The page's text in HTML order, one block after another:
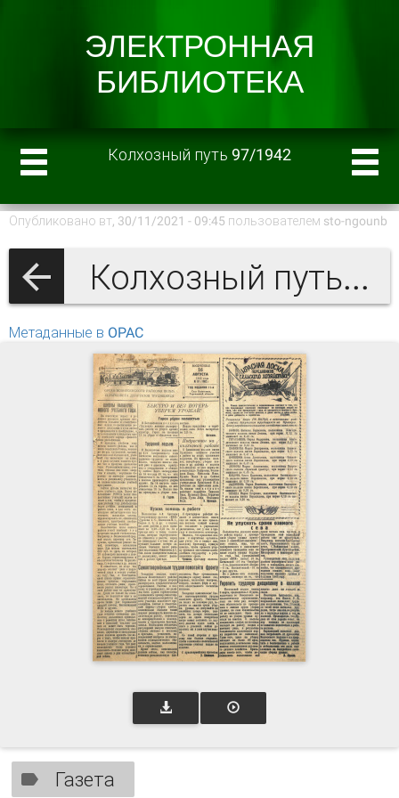
Колхозный путь 97/1942
Опубликовано вт, 30/11/2021 - 09:45 пользователем sto-ngounb
Колхозный путь 1942 г.
Метаданные в OPAC
Газета